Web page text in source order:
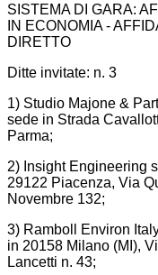
SISTEMA DI GARA:
IN ECONOMIA -
DIRETTO
Ditte invitate: n. 3
1) Studio Majone &
sede in Strada
Parma;
2) Insight Engineering
29122 Piacenza, Via
Novembre 132;
3) Ramboll Environ
in 20158 Milano (MI),
Lancetti n. 43;